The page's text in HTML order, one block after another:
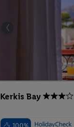
Kerkis Bay